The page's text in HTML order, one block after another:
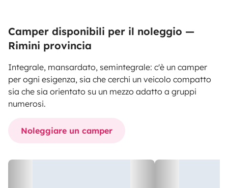
Camper disponibili per il noleggio —
Rimini provincia
Integrale, mansardato, semintegrale: c'è un camper
per ogni esigenza, sia che cerchi un veicolo compatto
sia che sia orientato su un mezzo adatto a gruppi
numerosi.
Noleggiare un camper